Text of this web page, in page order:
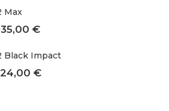
Max
€
Black Impact
€